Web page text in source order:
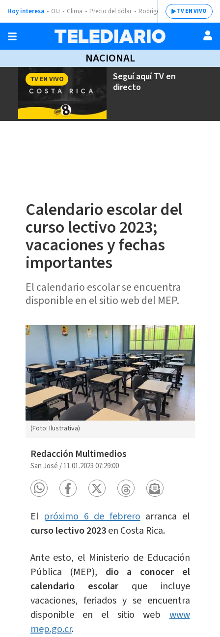
Hoy interesa OIJ Clima Precio del dólar Rodrigo ChavesTV EN VIVO
NACIONAL
Seguí aquíTV en
directo
TV EN VIVO
Calendario escolar del
curso lectivo 2023;
vacaciones y fechas
importantes
El calendario escolar se encuentra
disponible en el sitio web del MEP.
(Foto: Ilustrativa)
Redacción Multimedios
San José /11.01.2023 07:29:00
El próximo 6 de febreroarranca el
curso lectivo 2023en Costa Rica.
Ante esto, el Ministerio de Educación
Pública (MEP), dio a conocer el
calendario escolarque incluye
vacaciones, feriados y se encuentra
disponible en el sitio webwww
mep.go.cr.